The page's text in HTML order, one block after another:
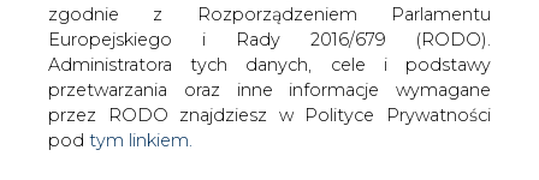
WŁĄCZ CIRE.TV
zgodnie z Rozporządzeniem Parlamentu
Europejskiego i Rady 2016/679 (RODO).
Administratora tych danych, cele i podstawy
przetwarzania oraz inne informacje wymagane
przez RODO znajdziesz w Polityce Prywatności
pod tym linkiem.